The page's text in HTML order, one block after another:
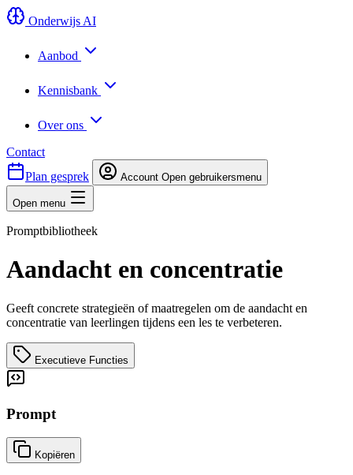
Onderwijs AI
Aanbod
Kennisbank
Over ons
Contact
Plan gesprek
Account Open gebruikersmenu
Open menu
Promptbibliotheek
Aandacht en concentratie
Geeft concrete strategieën of maatregelen om de aandacht en
concentratie van leerlingen tijdens een les te verbeteren.
Executieve Functies
Prompt
Kopiëren